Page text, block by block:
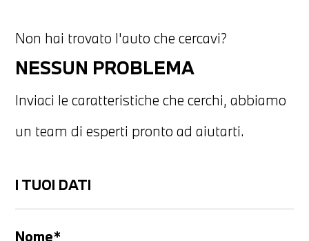
Non hai trovato l'auto che cercavi?
NESSUN PROBLEMA
Inviaci le caratteristiche che cerchi, abbiamo
un team di esperti pronto ad aiutarti.
I TUOI DATI
Nome*